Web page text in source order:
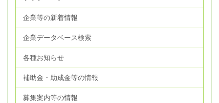
企業等の新着情報
企業データベース検索
各種お知らせ
補助金・助成金等の情報
募集案内等の情報